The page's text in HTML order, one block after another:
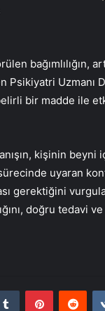
bağımlılığın,
Uzmanı
bir madde ile
kişinin
uyaran
gerektiğini
doğru tedavi ve
Tumblr Pinterest